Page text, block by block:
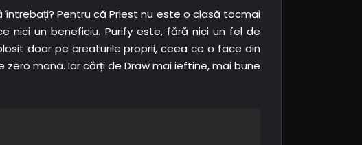
Pentru că Priest nu este o clasă tocmai
nici un beneficiu. Purify este, fără nici un fel de
doar pe creaturile proprii, ceea ce o face din
mana. Iar cărți de Draw mai ieftine, mai bune